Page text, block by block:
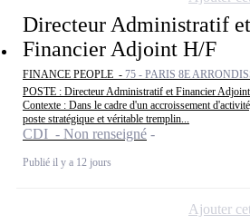
Directeur Administratif et
Financier Adjoint H/F
FINANCE PEOPLE - 75 - PARIS 8E
POSTE : Directeur Administratif et Financier
Contexte : Dans le cadre d'un accroissement
poste stratégique et véritable tremplin...
CDI - Non renseigné
Publié il y a 12 jours
Ajouter